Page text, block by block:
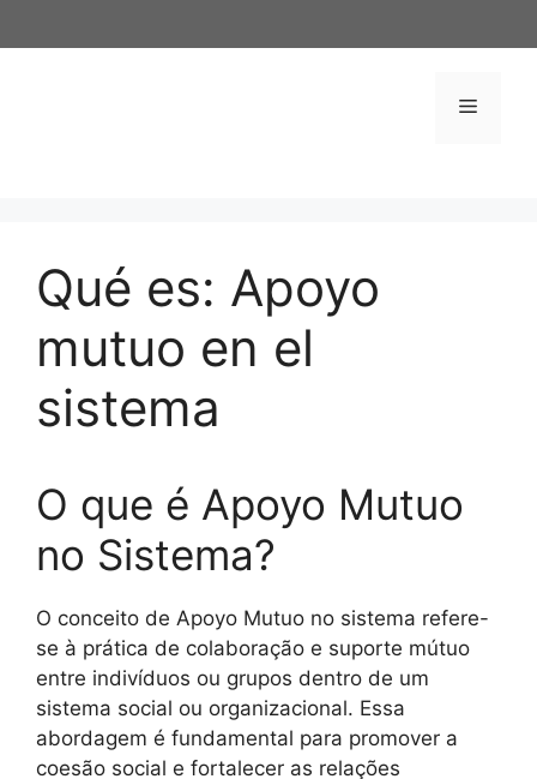
al
Menú
Qué es: Apoyo
mutuo en el
sistema
O que é Apoyo Mutuo
no Sistema?
O conceito de Apoyo Mutuo no sistema refere-
se à prática de colaboração e suporte mútuo
entre indivíduos ou grupos dentro de um
sistema social ou organizacional. Essa
abordagem é fundamental para promover a
coesão social e fortalecer as relações